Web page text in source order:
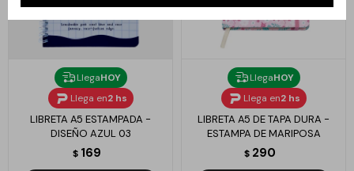
LlegaHOY
Llega en2 hs
LIBRETA A5 ESTAMPADA -
DISEÑO AZUL 03
$ 169
LlegaHOY
Llega en2 hs
LIBRETA A5 DE TAPA DURA -
ESTAMPA DE MARIPOSA
$ 290